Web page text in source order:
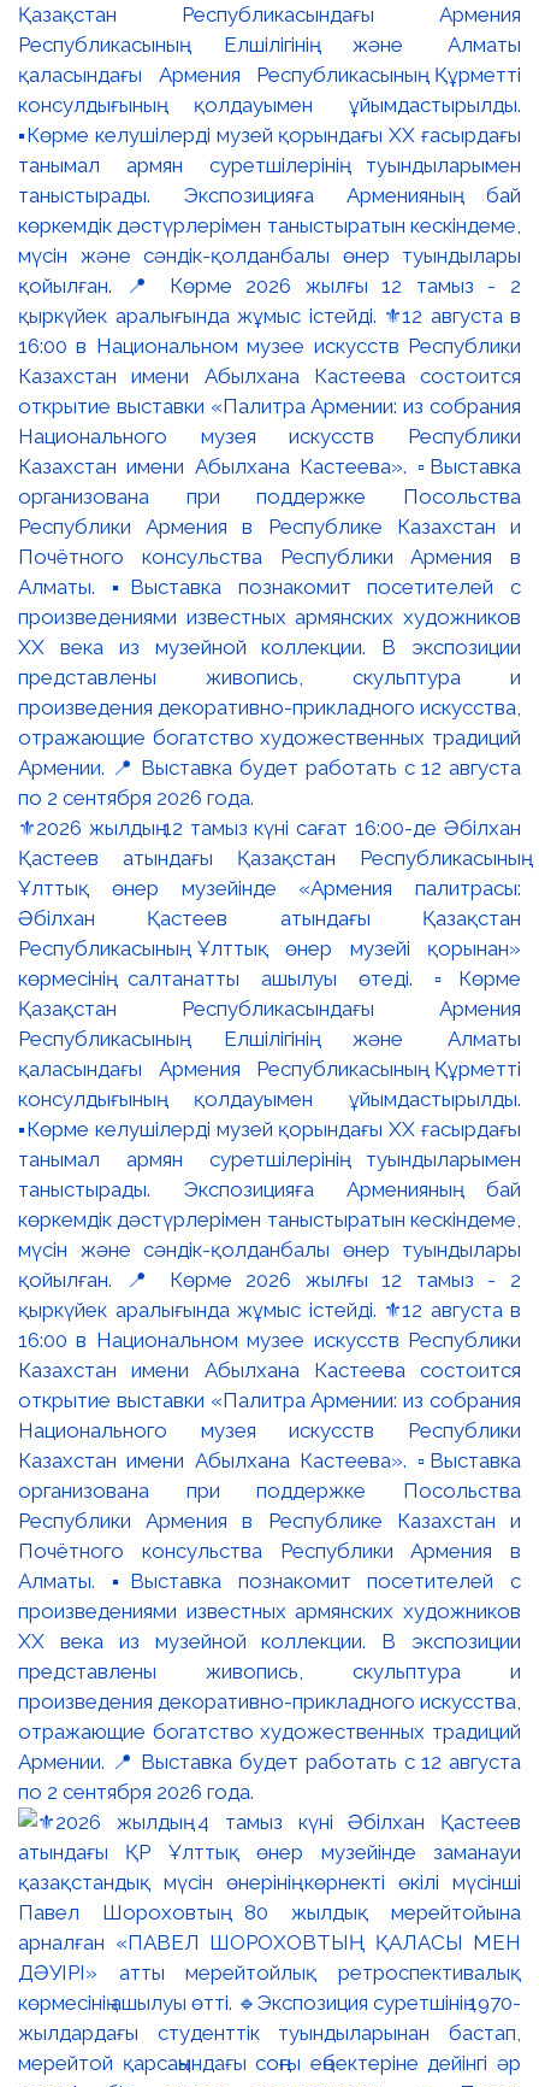
⚜️2026 жылдың 12 тамыз күні сағат 16:00-де Әбілхан
Қастеев атындағы Қазақстан Республикасының
Ұлттық өнер музейінде «Армения палитрасы:
Әбілхан Қастеев атындағы Қазақстан
Республикасының Ұлттық өнер музейі қорынан»
көрмесінің салтанатты ашылуы өтеді. ▫️Көрме
Қазақстан Республикасындағы Армения
Республикасының Елшілігінің және Алматы
қаласындағы Армения Республикасының Құрметті
консулдығының қолдауымен ұйымдастырылды.
▪️Көрме келушілерді музей қорындағы ХХ ғасырдағы
танымал армян суретшілерінің туындыларымен
таныстырады. Экспозицияға Арменияның бай
көркемдік дәстүрлерімен таныстыратын кескіндеме,
мүсін және сәндік-қолданбалы өнер туындылары
қойылған. 📍 Көрме 2026 жылғы 12 тамыз - 2
қыркүйек аралығында жұмыс істейді. ⚜️12 августа в
16:00 в Национальном музее искусств Республики
Казахстан имени Абылхана Кастеева состоится
открытие выставки «Палитра Армении: из собрания
Национального музея искусств Республики
Казахстан имени Абылхана Кастеева». ▫️Выставка
организована при поддержке Посольства
Республики Армения в Республике Казахстан и
Почётного консульства Республики Армения в
Алматы. ▪️Выставка познакомит посетителей с
произведениями известных армянских художников
XX века из музейной коллекции. В экспозиции
представлены живопись, скульптура и
произведения декоративно-прикладного искусства,
отражающие богатство художественных традиций
Армении. 📍 Выставка будет работать с 12 августа
по 2 сентября 2026 года.